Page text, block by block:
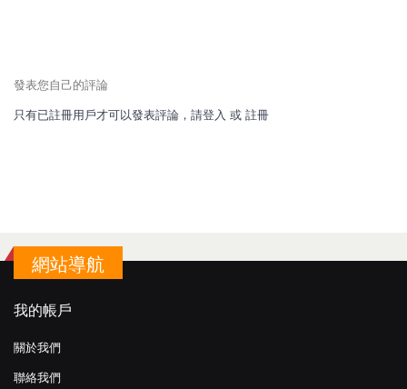
發表您自己的評論
只有已註冊用戶才可以發表評論，請登入 或 註冊
網站導航
我的帳戶
關於我們
聯絡我們